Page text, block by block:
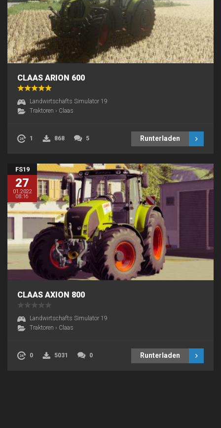
CLAAS ARION 600
Landwirtschafts Simulator 19
Traktoren › Claas
1 868 5 Runterladen
FS19
27
01.2022
08:16
CLAAS AXION 800
Landwirtschafts Simulator 19
Traktoren › Claas
0 5031 0 Runterladen